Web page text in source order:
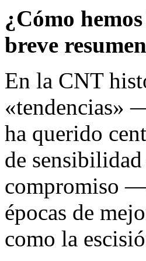
¿Cómo
breve
En la CNT
«tendencias»
ha querido
de
compromiso
épocas de
como la